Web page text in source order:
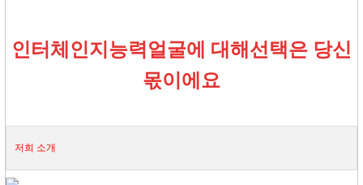
인터체인지 능력 얼굴에 대해 선택은 당신
몫이에요
저희 소개